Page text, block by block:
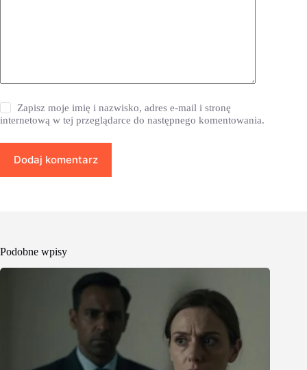
Zapisz moje imię i nazwisko, adres e-mail i stronę
internetową w tej przeglądarce do następnego komentowania.
Dodaj komentarz
Podobne wpisy